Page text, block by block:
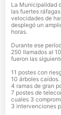
La Municipalidad
las fuertes
velocidades de
desplegó un
horas.
Durante ese
250 llamados al
fueron las
11 postes con
10 árboles caídos.
4 ramas de gran
7 postes de
cuales 3
3 intervenciones